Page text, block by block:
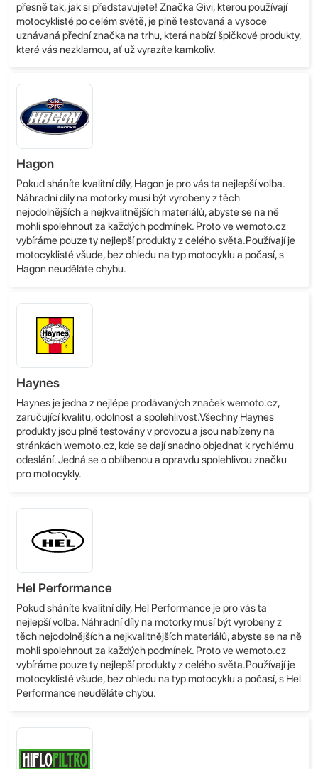
přesně tak, jak si představujete! Značka Givi, kterou používají
motocyklisté po celém světě, je plně testovaná a vysoce
uznávaná přední značka na trhu, která nabízí špičkové produkty,
které vás nezklamou, ať už vyrazíte kamkoliv.
Hagon
Pokud sháníte kvalitní díly, Hagon je pro vás ta nejlepší volba.
Náhradní díly na motorky musí být vyrobeny z těch
nejodolnějších a nejkvalitnějších materiálů, abyste se na ně
mohli spolehnout za každých podmínek. Proto ve wemoto.cz
vybíráme pouze ty nejlepší produkty z celého světa.Používají je
motocyklisté všude, bez ohledu na typ motocyklu a počasí, s
Hagon neuděláte chybu.
Haynes
Haynes je jedna z nejlépe prodávaných značek wemoto.cz,
zaručující kvalitu, odolnost a spolehlivost.Všechny Haynes
produkty jsou plně testovány v provozu a jsou nabízeny na
stránkách wemoto.cz, kde se dají snadno objednat k rychlému
odeslání. Jedná se o oblíbenou a opravdu spolehlivou značku
pro motocykly.
Hel Performance
Pokud sháníte kvalitní díly, Hel Performance je pro vás ta
nejlepší volba. Náhradní díly na motorky musí být vyrobeny z
těch nejodolnějších a nejkvalitnějších materiálů, abyste se na ně
mohli spolehnout za každých podmínek. Proto ve wemoto.cz
vybíráme pouze ty nejlepší produkty z celého světa.Používají je
motocyklisté všude, bez ohledu na typ motocyklu a počasí, s Hel
Performance neuděláte chybu.